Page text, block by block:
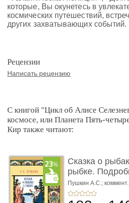
которые, Вы окунетесь в
космических путешествий,
других захватывающих событий.
Рецензии
Написать рецензию
С книгой "Цикл об Алисе
космосе, или Планета Пять-
Кир также читают:
Сказка о
рыбке.
иллюстриров
Пушкин А.С.;
Л.В.